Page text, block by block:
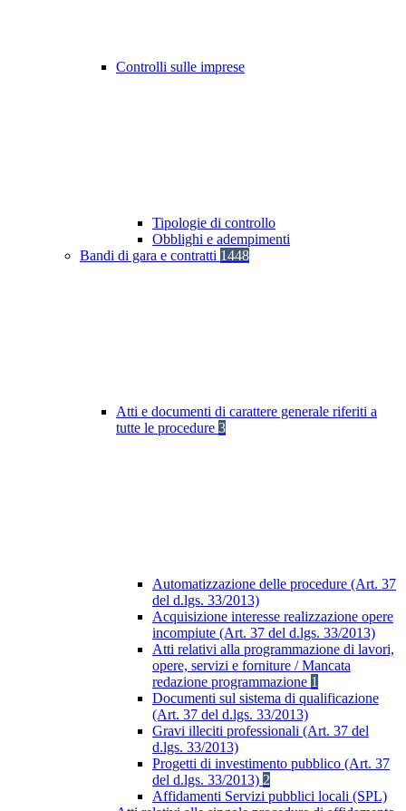
Controlli sulle imprese
Tipologie di controllo
Obblighi e adempimenti
Bandi di gara e contratti 1448
Atti e documenti di carattere generale riferiti a
tutte le procedure 3
Automatizzazione delle procedure (Art. 37
del d.lgs. 33/2013)
Acquisizione interesse realizzazione opere
incompiute (Art. 37 del d.lgs. 33/2013)
Atti relativi alla programmazione di lavori,
opere, servizi e forniture / Mancata
redazione programmazione 1
Documenti sul sistema di qualificazione
(Art. 37 del d.lgs. 33/2013)
Gravi illeciti professionali (Art. 37 del
d.lgs. 33/2013)
Progetti di investimento pubblico (Art. 37
del d.lgs. 33/2013) 2
Affidamenti Servizi pubblici locali (SPL)